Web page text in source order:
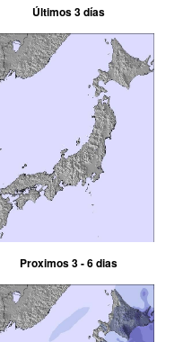
Últimos 3 días
Proximos 3 - 6 dias